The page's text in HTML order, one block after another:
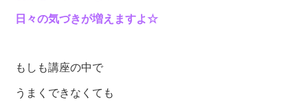
日々の気づきが増えますよ☆
もしも講座の中で
うまくできなくても